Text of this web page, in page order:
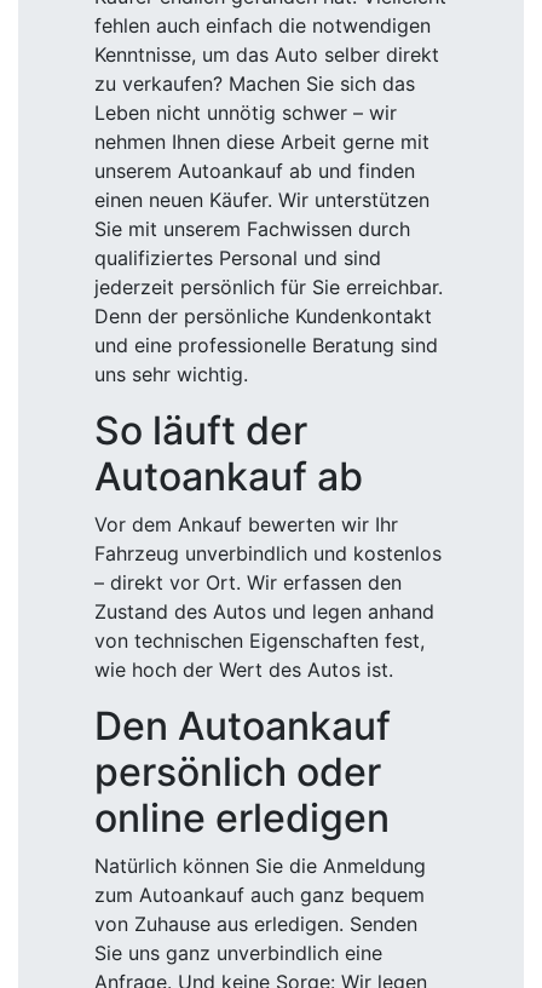
fehlen auch einfach die notwendigen
Kenntnisse, um das Auto selber direkt
zu verkaufen? Machen Sie sich das
Leben nicht unnötig schwer – wir
nehmen Ihnen diese Arbeit gerne mit
unserem Autoankauf ab und finden
einen neuen Käufer. Wir unterstützen
Sie mit unserem Fachwissen durch
qualifiziertes Personal und sind
jederzeit persönlich für Sie erreichbar.
Denn der persönliche Kundenkontakt
und eine professionelle Beratung sind
uns sehr wichtig.
So läuft der
Autoankauf ab
Vor dem Ankauf bewerten wir Ihr
Fahrzeug unverbindlich und kostenlos
– direkt vor Ort. Wir erfassen den
Zustand des Autos und legen anhand
von technischen Eigenschaften fest,
wie hoch der Wert des Autos ist.
Den Autoankauf
persönlich oder
online erledigen
Natürlich können Sie die Anmeldung
zum Autoankauf auch ganz bequem
von Zuhause aus erledigen. Senden
Sie uns ganz unverbindlich eine
Anfrage. Und keine Sorge: Wir legen